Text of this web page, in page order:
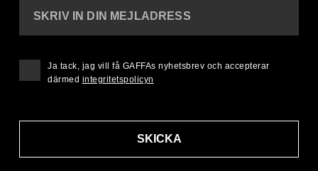
SKRIV IN DIN MEJLADRESS
SKICKA
Ja tack, jag vill få GAFFAs nyhetsbrev och accepterar
därmed integritetspolicyn